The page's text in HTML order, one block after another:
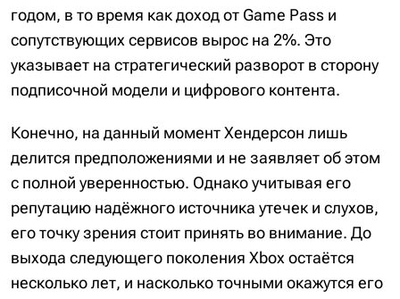
годом, в то время как доход от Game Pass и
сопутствующих сервисов вырос на 2%. Это
указывает на стратегический разворот в сторону
подписочной модели и цифрового контента.
Конечно, на данный момент Хендерсон лишь
делится предположениями и не заявляет об этом
с полной уверенностью. Однако учитывая его
репутацию надёжного источника утечек и слухов,
его точку зрения стоит принять во внимание. До
выхода следующего поколения Xbox остаётся
несколько лет, и насколько точными окажутся его